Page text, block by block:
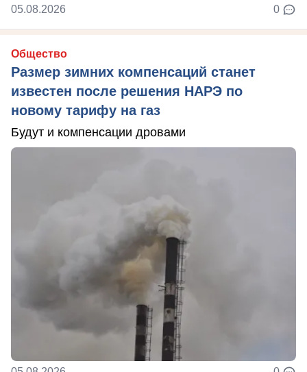
05.08.2026 0
Общество
Размер зимних компенсаций станет
известен после решения НАРЭ по
новому тарифу на газ
Будут и компенсации дровами